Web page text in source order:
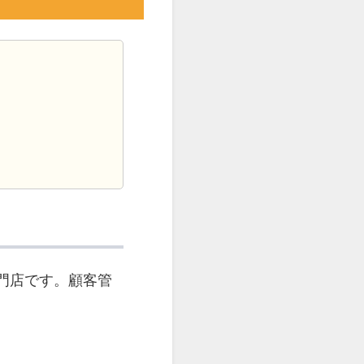
店です。顧客管